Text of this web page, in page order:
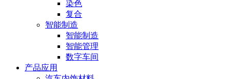
染色
复合
智能制造
智能制造
智能管理
数字车间
产品应用